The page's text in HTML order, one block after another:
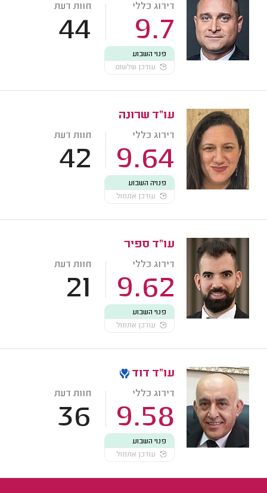
דירוג כללי
9.7
חוות דעת
44
פנוי השבוע
עודכן שלשום
עו"ד שרונה
דירוג כללי
9.64
חוות דעת
42
פנויה השבוע
עודכן אתמול
עו"ד ספיר
דירוג כללי
9.62
חוות דעת
21
פנוי השבוע
עודכן אתמול
עו"ד דוד
דירוג כללי
9.58
חוות דעת
36
פנוי השבוע
עודכן אתמול